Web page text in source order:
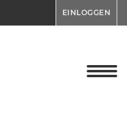
EINLOGGEN